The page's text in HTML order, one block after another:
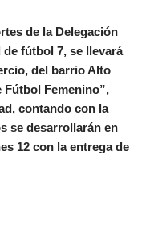
de la Delegación
fútbol 7, se llevará
del barrio Alto
Fútbol Femenino”,
contando con la
se desarrollarán en
12 con la entrega de